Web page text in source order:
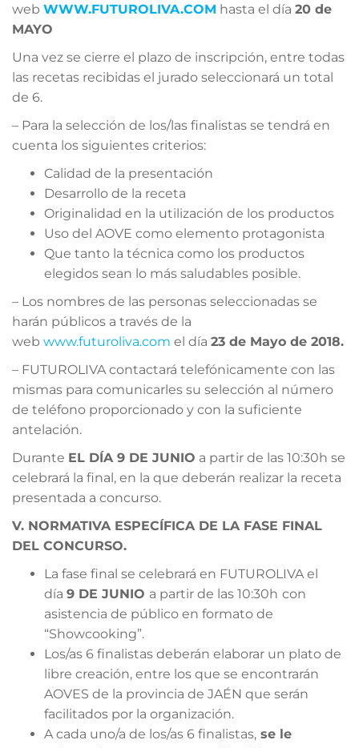
web WWW.FUTUROLIVA.COM hasta el día 20 de
MAYO
Una vez se cierre el plazo de inscripción, entre todas
las recetas recibidas el jurado seleccionará un total
de 6.
– Para la selección de los/las finalistas se tendrá en
cuenta los siguientes criterios:
Calidad de la presentación
Desarrollo de la receta
Originalidad en la utilización de los productos
Uso del AOVE como elemento protagonista
Que tanto la técnica como los productos
elegidos sean lo más saludables posible.
– Los nombres de las personas seleccionadas se
harán públicos a través de la
web www.futuroliva.com el día 23 de Mayo de 2018.
– FUTUROLIVA contactará telefónicamente con las
mismas para comunicarles su selección al número
de teléfono proporcionado y con la suficiente
antelación.
Durante EL DÍA 9 DE JUNIO a partir de las 10:30h se
celebrará la final, en la que deberán realizar la receta
presentada a concurso.
V. NORMATIVA ESPECÍFICA DE LA FASE FINAL
DEL CONCURSO.
La fase final se celebrará en FUTUROLIVA el
día 9 DE JUNIO a partir de las 10:30h con
asistencia de público en formato de
“Showcooking”.
Los/as 6 finalistas deberán elaborar un plato de
libre creación, entre los que se encontrarán
AOVES de la provincia de JAÉN que serán
facilitados por la organización.
A cada uno/a de los/as 6 finalistas, se le